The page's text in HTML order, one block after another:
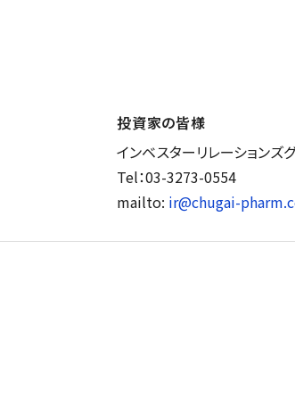
投資家の皆様
インベスターリレーションズ
Tel：03-3273-0554
mailto: ir@chugai-